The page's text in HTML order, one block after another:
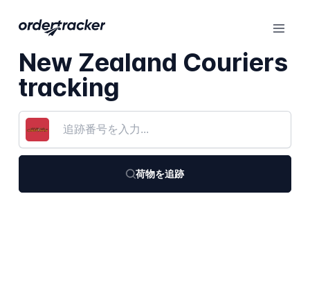
New Zealand Couriers
tracking
荷物を追跡